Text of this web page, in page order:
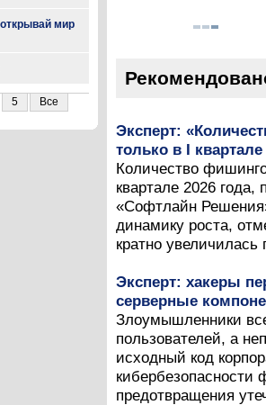
мир
5 Все
Эксперт:
только в I квартале
Количество
квартале 2026
«Софтлайн
динамику роста,
кратно
Эксперт: хакеры
серверные
Злоумышленники
пользователей, а
исходный код
кибербезопасности
предотвращения